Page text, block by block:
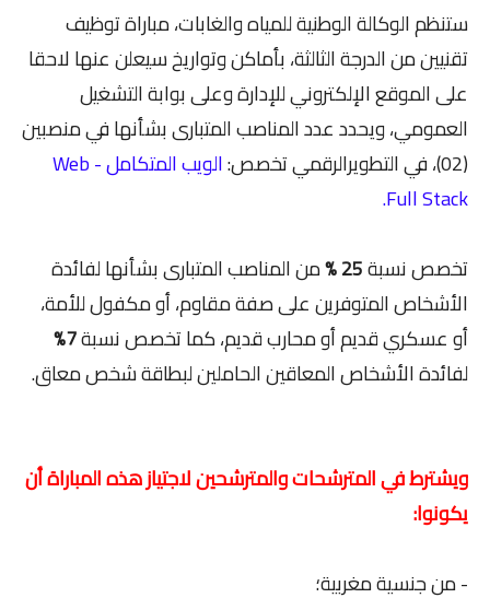
ستنظم الوكالة الوطنية للمياه والغابات، مباراة توظيف
تقنيين من الدرجة الثالثة، بأماكن وتواريخ سيعلن عنها لاحقا
على الموقع الإلكتروني للإدارة وعلى بوابة التشغيل
العمومي، ويحدد عدد المناصب المتبارى بشأنها في منصبين
(02)، في التطويرالرقمي تخصص:
الويب المتكامل - Web
Full Stack.
تخصص نسبة25 %
من المناصب المتبارى بشأنها لفائدة
الأشخاص المتوفرين على صفة مقاوم، أو مكفول للأمة،
أو عسكري قديم أو محارب قديم، كما تخصص نسبة7%
لفائدة الأشخاص المعاقين الحاملين لبطاقة شخص معاق.
ويشترط في المترشحات والمترشحين لاجتياز هذه المباراة أن
يكونوا:
- من جنسية مغربية؛